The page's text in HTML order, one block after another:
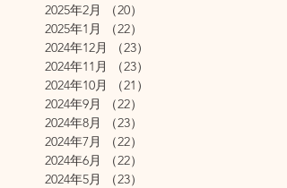
2025年2月
（20）
2025年1月
（22）
2024年12月
（23）
2024年11月
（23）
2024年10月
（21）
2024年9月
（22）
2024年8月
（23）
2024年7月
（22）
2024年6月
（22）
2024年5月
（23）